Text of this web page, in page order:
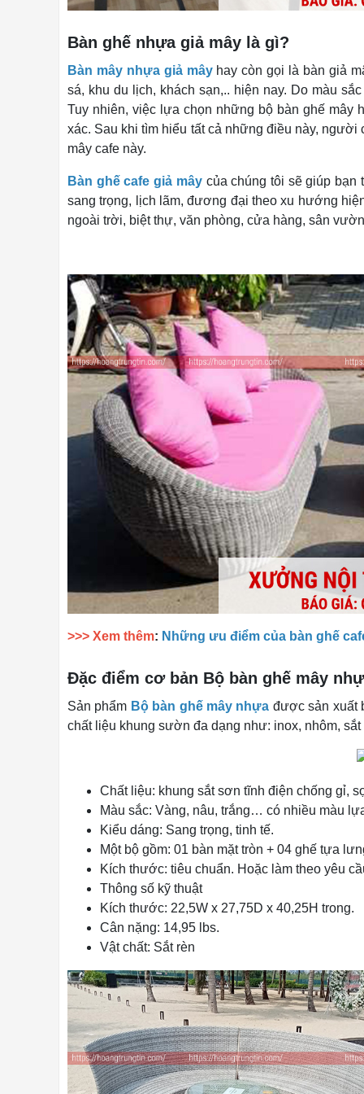
Bàn ghế nhựa giả mây là gì?
Bàn mây nhựa giả mâyhay còn gọi là bàn giả
sá, khu du lịch, khách sạn,.. hiện nay. Do màu
Tuy nhiên, việc lựa chọn những bộ bàn ghế mây
xác. Sau khi tìm hiểu tất cả những điều này,
mây cafe này.
Bàn ghế cafe giả mâycủa chúng tôi sẽ giúp bạn
sang trọng, lịch lãm, đương đại theo xu hướng
ngoài trời, biệt thự, văn phòng, cửa hàng, sân
>>> Xem thêm: Những ưu điểm của bàn ghế
Đặc điểm cơ bản Bộ bàn ghế mây
Sản phẩm Bộ bàn ghế mây nhựa được sản xuất
chất liệu khung sườn đa dạng như: inox, nhôm,
Chất liệu: khung sắt sơn tĩnh điện chống gỉ,
Màu sắc: Vàng, nâu, trắng… có nhiều màu
Kiểu dáng: Sang trọng, tinh tế.
Một bộ gồm: 01 bàn mặt tròn + 04 ghế tựa
Kích thước: tiêu chuẩn. Hoặc làm theo yêu
Thông số kỹ thuật
Kích thước: 22,5W x 27,75D x 40,25H trong.
Cân nặng: 14,95 lbs.
Vật chất: Sắt rèn